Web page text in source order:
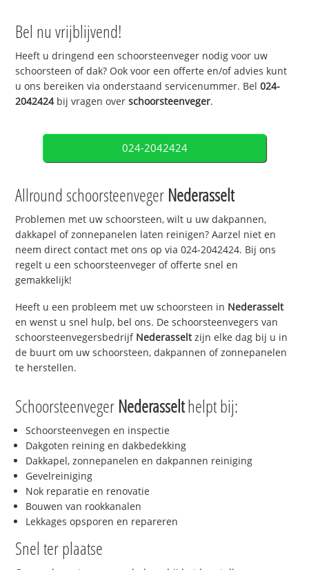
Bel nu vrijblijvend!
Heeft u dringend een schoorsteenveger nodig voor uw
schoorsteen of dak? Ook voor een offerte en/of advies kunt
u ons bereiken via onderstaand servicenummer. Bel024-
2042424bij vragen overschoorsteenveger.
024-2042424
Allround schoorsteenveger Nederasselt
Problemen met uw schoorsteen, wilt u uw dakpannen,
dakkapel of zonnepanelen laten reinigen? Aarzel niet en
neem direct contact met ons op via 024-2042424. Bij ons
regelt u een schoorsteenveger of offerte snel en
gemakkelijk!
Heeft u een probleem met uw schoorsteen in Nederasselt
en wenst u snel hulp, bel ons. De schoorsteenvegers van
schoorsteenvegersbedrijf Nederasseltzijn elke dag bij u in
de buurt om uw schoorsteen, dakpannen of zonnepanelen
te herstellen.
Schoorsteenveger Nederasselthelpt bij:
Schoorsteenvegen en inspectie
Dakgoten reining en dakbedekking
Dakkapel, zonnepanelen en dakpannen reiniging
Gevelreiniging
Nok reparatie en renovatie
Bouwen van rookkanalen
Lekkages opsporen en repareren
Snel ter plaatse